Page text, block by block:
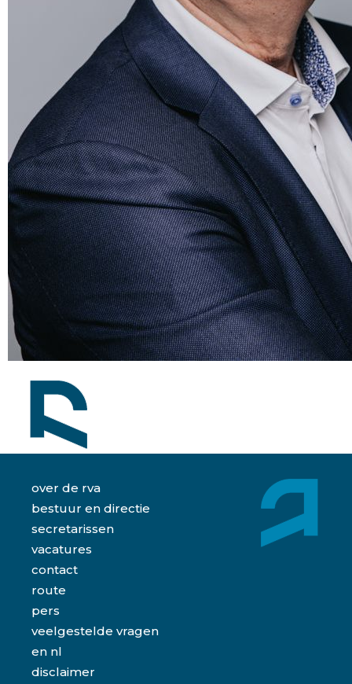
over de rva
bestuur en directie
secretarissen
vacatures
contact
route
pers
veelgestelde vragen
en nl
disclaimer